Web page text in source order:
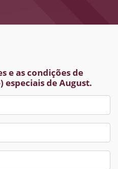
e as condições de
de August.